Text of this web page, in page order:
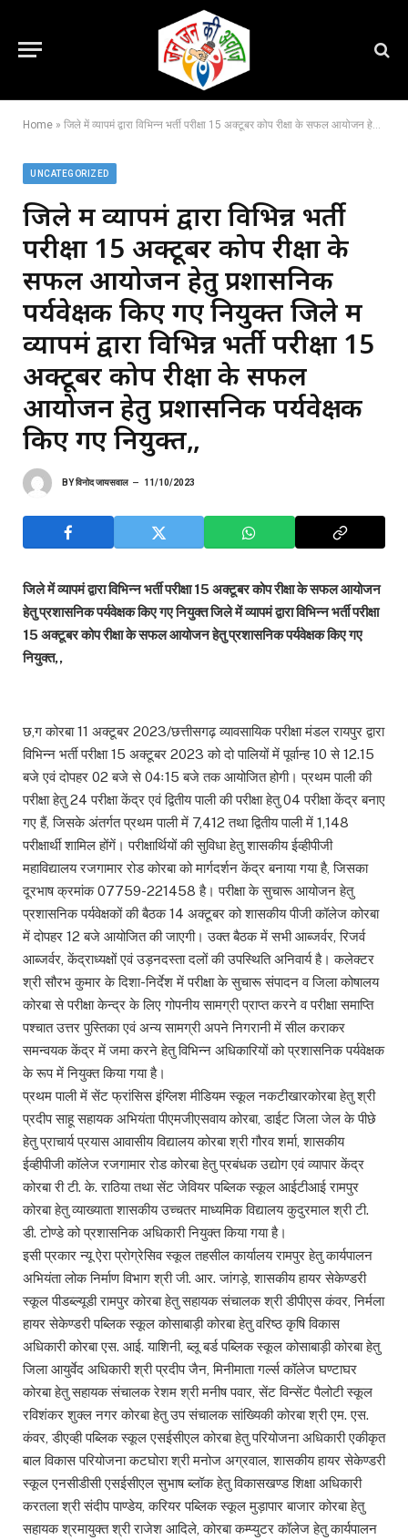
Home » जिले में व्यापमं द्वारा विभिन्न भर्ती परीक्षा 15 अक्टूबर कोप रीक्षा के सफल आयोजन हेतु प्रशासनिक पर्यवेक्षक किए गए नियुक्त जिले में व्यापमं द्वारा विभिन्न भर्ती परीक्षा 15 अक्टूबर कोप रीक्षा के सफल आयोजन हेतु प्रशासनिक पर्यवेक्षक किए गए नियुक्त,,
UNCATEGORIZED
जिले में व्यापमं द्वारा विभिन्न भर्ती
परीक्षा 15 अक्टूबर कोप रीक्षा के
सफल आयोजन हेतु प्रशासनिक
पर्यवेक्षक किए गए नियुक्त जिले में
व्यापमं द्वारा विभिन्न भर्ती परीक्षा 15
अक्टूबर कोप रीक्षा के सफल
आयोजन हेतु प्रशासनिक पर्यवेक्षक
किए गए नियुक्त,,
BYविनोद जायसवाल 11/10/2023
जिले में व्यापमं द्वारा विभिन्न भर्ती परीक्षा 15 अक्टूबर कोप रीक्षा के सफल आयोजन
हेतु प्रशासनिक पर्यवेक्षक किए गए नियुक्त जिले में व्यापमं द्वारा विभिन्न भर्ती परीक्षा
15 अक्टूबर कोप रीक्षा के सफल आयोजन हेतु प्रशासनिक पर्यवेक्षक किए गए
नियुक्त,,
छ,ग कोरबा 11 अक्टूबर 2023/छत्तीसगढ़ व्यावसायिक परीक्षा मंडल रायपुर द्वारा
विभिन्न भर्ती परीक्षा 15 अक्टूबर 2023 को दो पालियों में पूर्वान्ह 10 से 12.15
बजे एवं दोपहर 02 बजे से 04ः15 बजे तक आयोजित होगी। प्रथम पाली की
परीक्षा हेतु 24 परीक्षा केंद्र एवं द्वितीय पाली की परीक्षा हेतु 04 परीक्षा केंद्र बनाए
गए हैं, जिसके अंतर्गत प्रथम पाली में 7,412 तथा द्वितीय पाली में 1,148
परीक्षार्थी शामिल होंगें। परीक्षार्थियों की सुविधा हेतु शासकीय ईव्हीपीजी
महाविद्यालय रजगामार रोड कोरबा को मार्गदर्शन केंद्र बनाया गया है, जिसका
दूरभाष क्रमांक 07759-221458 है। परीक्षा के सुचारू आयोजन हेतु
प्रशासनिक पर्यवेक्षकों की बैठक 14 अक्टूबर को शासकीय पीजी कॉलेज कोरबा
में दोपहर 12 बजे आयोजित की जाएगी। उक्त बैठक में सभी आब्जर्वर, रिजर्व
आब्जर्वर, केंद्राध्यक्षों एवं उड़नदस्ता दलों की उपस्थिति अनिवार्य है। कलेक्टर
श्री सौरभ कुमार के दिशा-निर्देश में परीक्षा के सुचारू संपादन व जिला कोषालय
कोरबा से परीक्षा केन्द्र के लिए गोपनीय सामग्री प्राप्त करने व परीक्षा समाप्ति
पश्चात उत्तर पुस्तिका एवं अन्य सामग्री अपने निगरानी में सील कराकर
समन्वयक केंद्र में जमा करने हेतु विभिन्न अधिकारियों को प्रशासनिक पर्यवेक्षक
के रूप में नियुक्त किया गया है।
प्रथम पाली में सेंट फ्रांसिस इंग्लिश मीडियम स्कूल नकटीखारकोरबा हेतु श्री
प्रदीप साहू सहायक अभियंता पीएमजीएसवाय कोरबा, डाईट जिला जेल के पीछे
हेतु प्राचार्य प्रयास आवासीय विद्यालय कोरबा श्री गौरव शर्मा, शासकीय
ईव्हीपीजी कॉलेज रजगामार रोड कोरबा हेतु प्रबंधक उद्योग एवं व्यापार केंद्र
कोरबा री टी. के. राठिया तथा सेंट जेवियर पब्लिक स्कूल आईटीआई रामपुर
कोरबा हेतु व्याख्याता शासकीय उच्चतर माध्यमिक विद्यालय कुदुरमाल श्री टी.
डी. टोण्डे को प्रशासनिक अधिकारी नियुक्त किया गया है।
इसी प्रकार न्यू ऐरा प्रोग्रेसिव स्कूल तहसील कार्यालय रामपुर हेतु कार्यपालन
अभियंता लोक निर्माण विभाग श्री जी. आर. जांगड़े, शासकीय हायर सेकेण्डरी
स्कूल पीडब्ल्यूडी रामपुर कोरबा हेतु सहायक संचालक श्री डीपीएस कंवर, निर्मला
हायर सेकेण्डरी पब्लिक स्कूल कोसाबाड़ी कोरबा हेतु वरिष्ठ कृषि विकास
अधिकारी कोरबा एस. आई. याशिनी, ब्लू बर्ड पब्लिक स्कूल कोसाबाड़ी कोरबा हेतु
जिला आयुर्वेद अधिकारी श्री प्रदीप जैन, मिनीमाता गर्ल्स कॉलेज घण्टाघर
कोरबा हेतु सहायक संचालक रेशम श्री मनीष पवार, सेंट विन्सेंट पैलोटी स्कूल
रविशंकर शुक्ल नगर कोरबा हेतु उप संचालक सांख्यिकी कोरबा श्री एम. एस.
कंवर, डीएव्ही पब्लिक स्कूल एसईसीएल कोरबा हेतु परियोजना अधिकारी एकीकृत
बाल विकास परियोजना कटघोरा श्री मनोज अग्रवाल, शासकीय हायर सेकेण्डरी
स्कूल एनसीडीसी एसईसीएल सुभाष ब्लॉक हेतु विकासखण्ड शिक्षा अधिकारी
करतला श्री संदीप पाण्डेय, करियर पब्लिक स्कूल मुड़ापार बाजार कोरबा हेतु
सहायक श्रमायुक्त श्री राजेश आदिले, कोरबा कम्प्युटर कॉलेज हेतु कार्यपालन